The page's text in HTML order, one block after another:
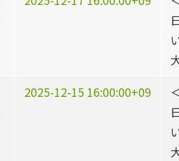
2025-12-15 16:00:00+09